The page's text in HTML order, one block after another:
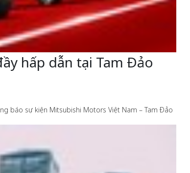
hấp dẫn tại Tam Đảo
báo sự kiện Mitsubishi Motors Việt Nam – Tam Đảo